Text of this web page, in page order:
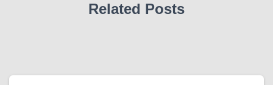
Related Posts